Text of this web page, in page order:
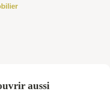
aussi